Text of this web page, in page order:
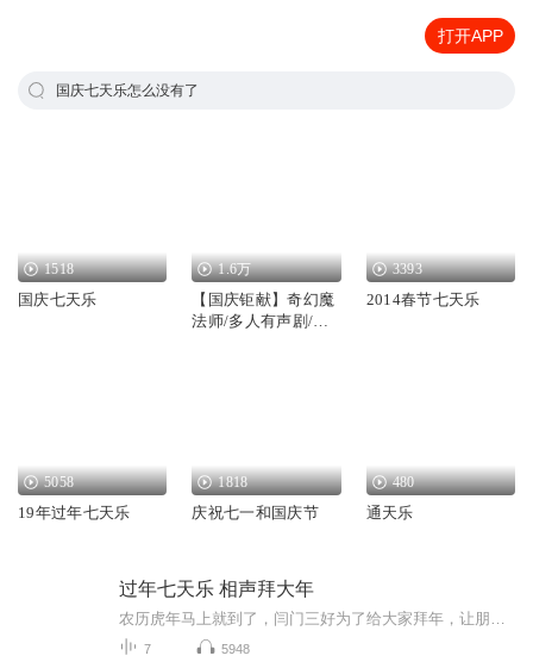
打开APP
国庆七天乐怎么没有了
1518
国庆七天乐
1.6万
【国庆钜献】奇幻魔
法师/多人有声剧/国
3393
2014春节七天乐
5058
19年过年七天乐
1818
庆祝七一和国庆节
480
通天乐
过年七天乐 相声拜大年
7 5948